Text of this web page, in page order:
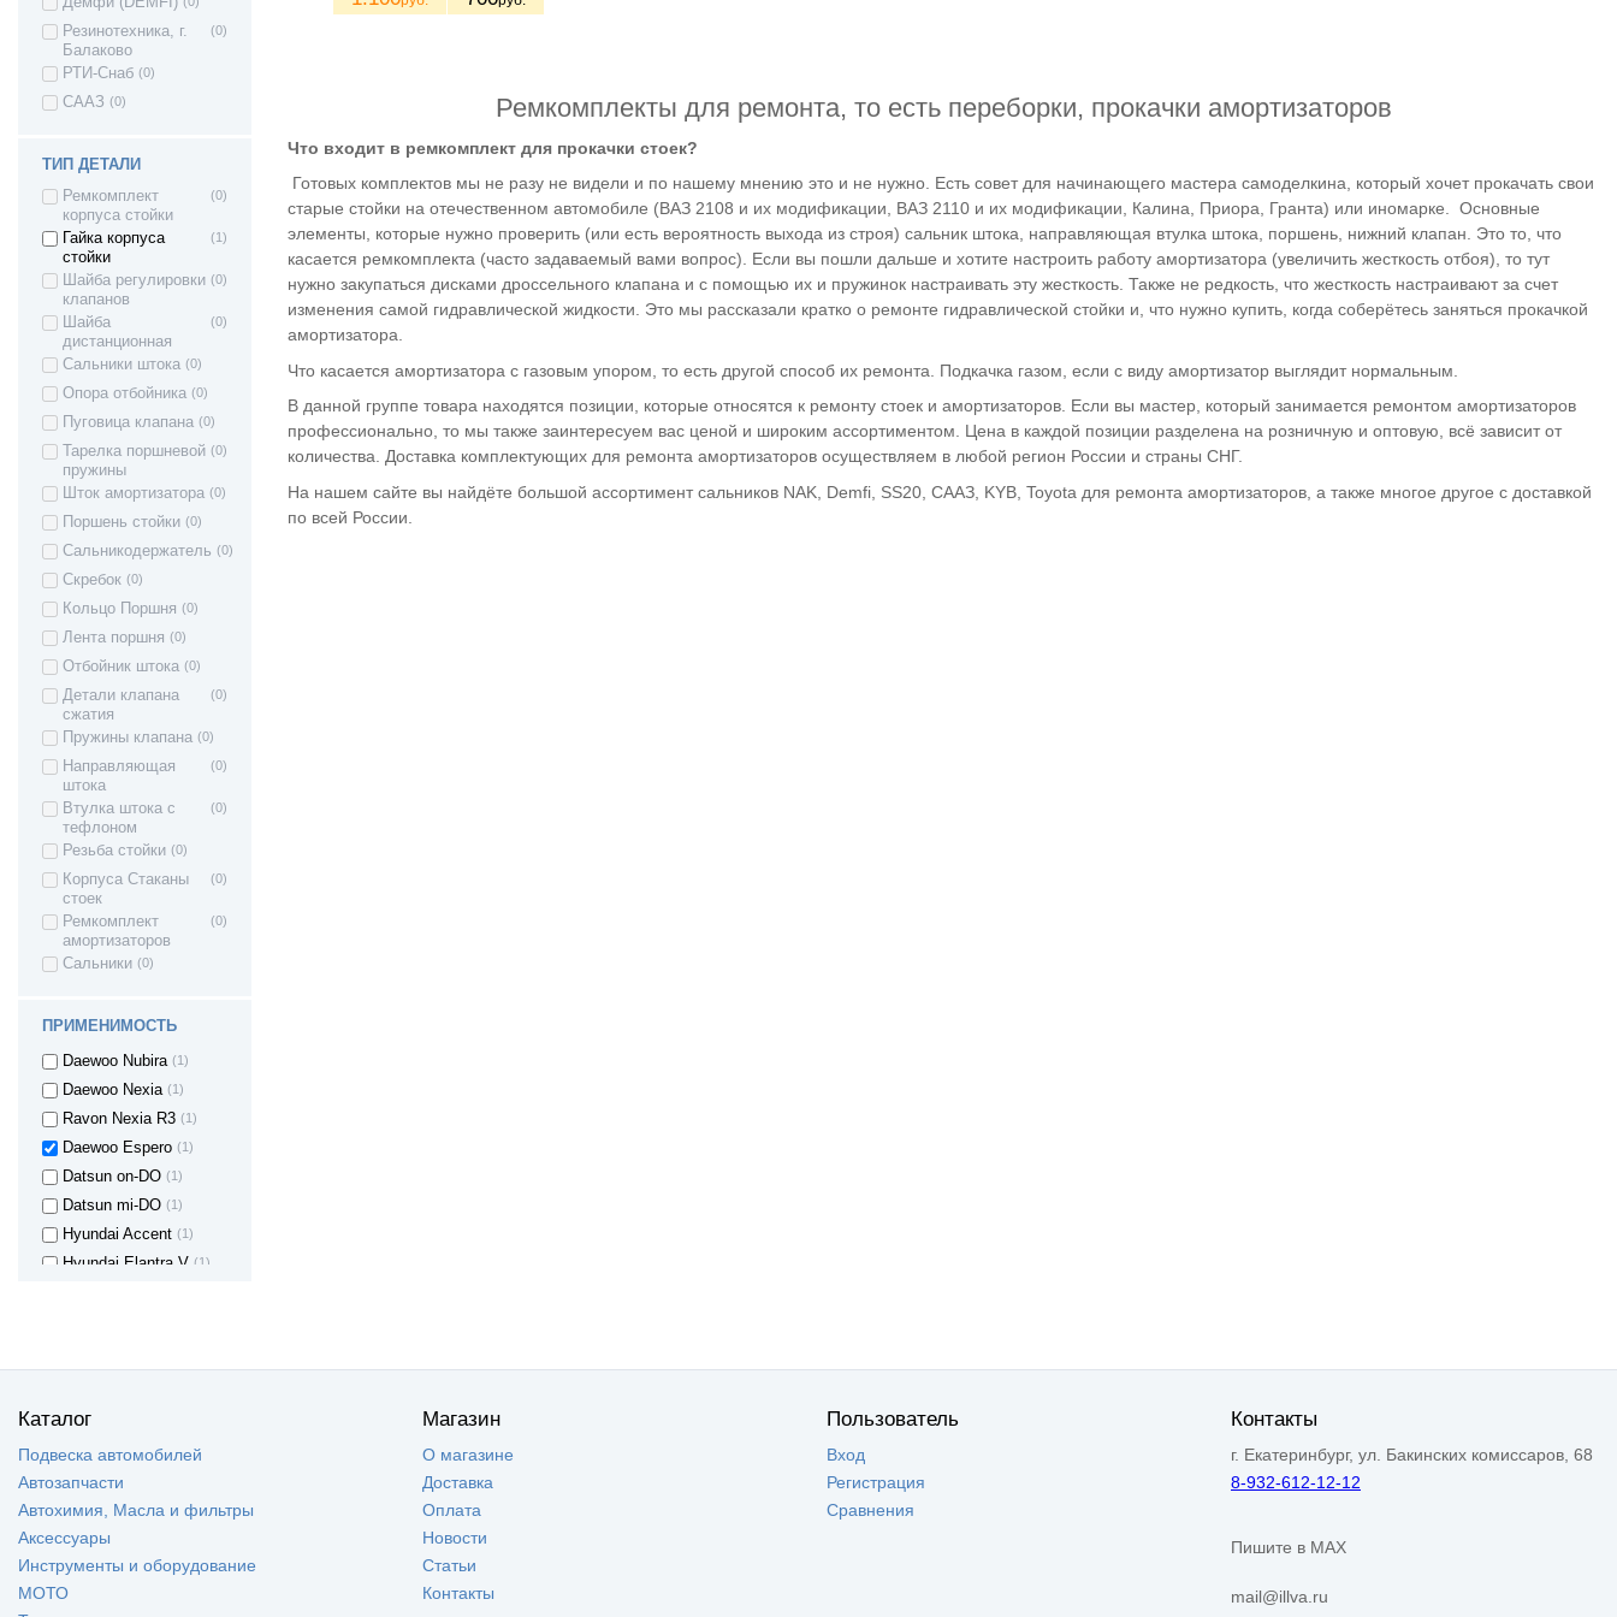
Резинотехника, г.
Балаково
(0)
РТИ-Снаб (0)
СААЗ (0)
ТИП ДЕТАЛИ
Ремкомплект
корпуса стойки
(0)
Гайка корпуса
стойки
(1)
Шайба регулировки
клапанов
(0)
Шайба
дистанционная
(0)
Сальники штока (0)
Опора отбойника (0)
Пуговица клапана (0)
Тарелка поршневой
пружины
(0)
Шток амортизатора (0)
Поршень стойки (0)
Сальникодержатель (0)
Скребок (0)
Кольцо Поршня (0)
Лента поршня (0)
Отбойник штока (0)
Детали клапана
сжатия
(0)
Пружины клапана (0)
Направляющая
штока
(0)
Втулка штока с
тефлоном
(0)
Резьба стойки (0)
Корпуса Стаканы
стоек
(0)
Ремкомплект
амортизаторов
(0)
Сальники (0)
ПРИМЕНИМОСТЬ
Приора хетчбек
ВАЗ 21728 -
Приора купе
(72)
ВАЗ 2190 -
Гранта седан
ВАЗ 21905 -
(Sport)
ВАЗ 2191 -
Гранта хетчбек
(лифтбек)
ВАЗ 2192 - Kalina
II Хэтчбек
(13)
Lada Kalina 2
Granta FL (2194)
Cross
(5)
ВАЗ 1111 - Ока (5)
ВАЗ 1117 -
универсал
(64)
ВАЗ 1118 -
Калина I седан
ВАЗ 1119 -
Калина I хетчбек
(67)
ВАЗ 11198 -
Калина I спорт
ВАЗ 2180 - Lada
Веста)
ВАЗ 2181 LADA
Vesta SW Cross
(Лада Веста
Vesta Sport -
Веста спорт
(1)
LADA VESTA
CROSS
Lada Largus -
Ларгус
Лада EL Lada (3)
газ 3302 - газель
патриот
(3)
Chevrolet Lanos
Daewoo Lanos (1)
Daewoo Nubira (1)
Daewoo Nexia (1)
Ravon Nexia R3 (1)
Daewoo Espero (1)
Datsun on-DO (1)
Datsun mi-DO (1)
Hyundai Accent (1)
Hyundai Elantra V (1)
Ремкомплекты для ремонта, то есть переборки, прокачки амортизаторов
Что входит в ремкомплект для прокачки стоек?
Готовых комплектов мы не разу не видели и по нашему мнению это и не нужно. Есть совет для начинающего мастера самоделкина, который хочет прокачать свои
старые стойки на отечественном автомобиле (ВАЗ 2108 и их модификации, ВАЗ 2110 и их модификации, Калина, Приора, Гранта) или иномарке. Основные
элементы, которые нужно проверить (или есть вероятность выхода из строя) сальник штока, направляющая втулка штока, поршень, нижний клапан. Это то, что
касается ремкомплекта (часто задаваемый вами вопрос). Если вы пошли дальше и хотите настроить работу амортизатора (увеличить жесткость отбоя), то тут
нужно закупаться дисками дроссельного клапана и с помощью их и пружинок настраивать эту жесткость. Также не редкость, что жесткость настраивают за счет
изменения самой гидравлической жидкости. Это мы рассказали кратко о ремонте гидравлической стойки и, что нужно купить, когда соберётесь заняться прокачкой
амортизатора.
Что касается амортизатора с газовым упором, то есть другой способ их ремонта. Подкачка газом, если с виду амортизатор выглядит нормальным.
В данной группе товара находятся позиции, которые относятся к ремонту стоек и амортизаторов. Если вы мастер, который занимается ремонтом амортизаторов
профессионально, то мы также заинтересуем вас ценой и широким ассортиментом. Цена в каждой позиции разделена на розничную и оптовую, всё зависит от
количества. Доставка комплектующих для ремонта амортизаторов осуществляем в любой регион России и страны СНГ.
На нашем сайте вы найдёте большой ассортимент сальников NAK, Demfi, SS20, СААЗ, KYB, Toyota для ремонта амортизаторов, а также многое другое с доставкой
по всей России.
Каталог
Подвеска автомобилей
Автозапчасти
Автохимия, Масла и фильтры
Аксессуары
Инструменты и оборудование
МОТО
Магазин
О магазине
Доставка
Оплата
Новости
Статьи
Контакты
Пользователь
Вход
Регистрация
Сравнения
Контакты
г. Екатеринбург, ул. Бакинских комиссаров, 68
8-932-612-12-12
Пишите в MAX
mail@illva.ru